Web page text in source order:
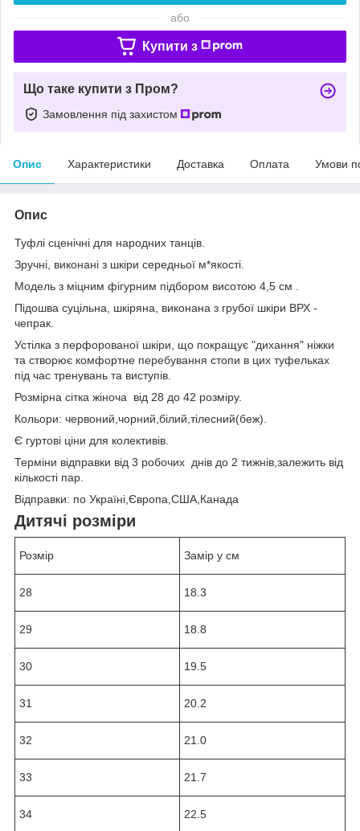
або
Купити з
Що таке купити з Пром?
Замовлення під захистом
Опис Характеристики Доставка Оплата Умови
Опис
Туфлі сценічні для народних танців.
Зручні, виконані з шкіри середньої м*якості.
Модель з міцним фігурним підбором висотою 4,5 см .
Підошва суцільна, шкіряна, виконана з грубої шкіри ВРХ -
чепрак.
Устілка з перфорованої шкіри, що покращує "дихання" ніжки
та створює комфортне перебування стопи в цих туфельках
під час тренувань та виступів.
Розмірна сітка жіноча від 28 до 42 розміру.
Кольори: червоний,чорний,білий,тілесний(беж).
Є гуртові ціни для колективів.
Терміни відправки від 3 робочих днів до 2 тижнів,залежить від
кількості пар.
Відправки: по Україні,Європа,США,Канада
Дитячі розміри
Розмір Замір у см
28 18.3
29 18.8
30 19.5
31 20.2
32 21.0
33 21.7
34 22.5